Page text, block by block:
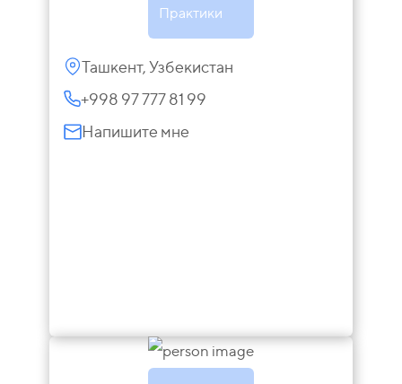
Практики
Ташкент, Узбекистан
+998 97 777 81 99
Напишите мне